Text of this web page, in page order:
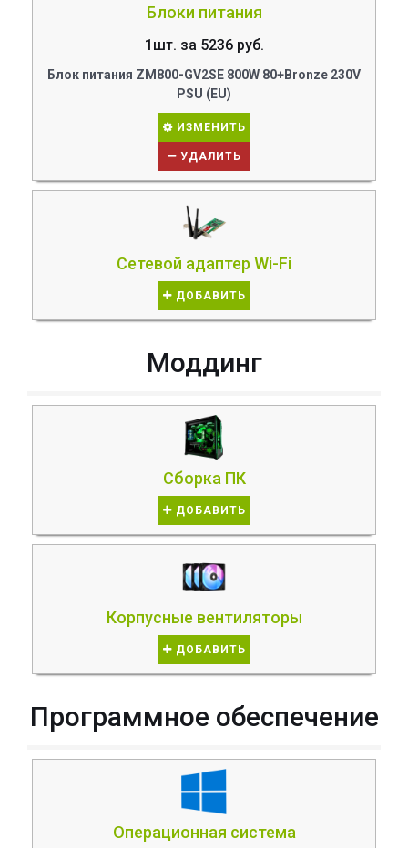
Блоки питания
1шт. за 5236 руб.
Блок питания ZM800-GV2SE 800W 80+Bronze 230V
PSU (EU)
ИЗМЕНИТЬ
УДАЛИТЬ
Сетевой адаптер Wi-Fi
ДОБАВИТЬ
Моддинг
Сборка ПК
ДОБАВИТЬ
Корпусные вентиляторы
ДОБАВИТЬ
Программное обеспечение
Операционная система